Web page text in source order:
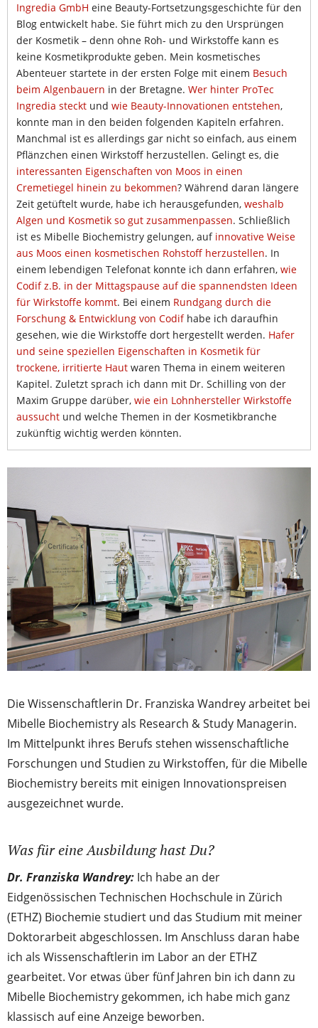
Ingredia GmbH eine Beauty-Fortsetzungsgeschichte für den
Blog entwickelt habe. Sie führt mich zu den Ursprüngen
der Kosmetik – denn ohne Roh- und Wirkstoffe kann es
keine Kosmetikprodukte geben. Mein kosmetisches
Abenteuer startete in der ersten Folge mit einem Besuch
beim Algenbauern in der Bretagne. Wer hinter ProTec
Ingredia steckt und wie Beauty-Innovationen entstehen,
konnte man in den beiden folgenden Kapiteln erfahren.
Manchmal ist es allerdings gar nicht so einfach, aus einem
Pflänzchen einen Wirkstoff herzustellen. Gelingt es, die
interessanten Eigenschaften von Moos in einen
Cremetiegel hinein zu bekommen? Während daran längere
Zeit getüftelt wurde, habe ich herausgefunden, weshalb
Algen und Kosmetik so gut zusammenpassen. Schließlich
ist es Mibelle Biochemistry gelungen, auf innovative Weise
aus Moos einen kosmetischen Rohstoff herzustellen. In
einem lebendigen Telefonat konnte ich dann erfahren, wie
Codif z.B. in der Mittagspause auf die spannendsten Ideen
für Wirkstoffe kommt. Bei einem Rundgang durch die
Forschung & Entwicklung von Codifhabe ich daraufhin
gesehen, wie die Wirkstoffe dort hergestellt werden. Hafer
und seine speziellen Eigenschaften in Kosmetik für
trockene, irritierte Haut waren Thema in einem weiteren
Kapitel. Zuletzt sprach ich dann mit Dr. Schilling von der
Maxim Gruppe darüber, wie ein Lohnhersteller Wirkstoffe
aussucht und welche Themen in der Kosmetikbranche
zukünftig wichtig werden könnten.
Die Wissenschaftlerin Dr. Franziska Wandrey arbeitet bei
Mibelle Biochemistry als Research & Study Managerin.
Im Mittelpunkt ihres Berufs stehen wissenschaftliche
Forschungen und Studien zu Wirkstoffen, für die Mibelle
Biochemistry bereits mit einigen Innovationspreisen
ausgezeichnet wurde.
Was für eine Ausbildung hast Du?
Dr. Franziska Wandrey: Ich habe an der
Eidgenössischen Technischen Hochschule in Zürich
(ETHZ) Biochemie studiert und das Studium mit meiner
Doktorarbeit abgeschlossen. Im Anschluss daran habe
ich als Wissenschaftlerin im Labor an der ETHZ
gearbeitet. Vor etwas über fünf Jahren bin ich dann zu
Mibelle Biochemistry gekommen, ich habe mich ganz
klassisch auf eine Anzeige beworben.